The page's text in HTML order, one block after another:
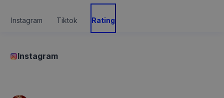
Instagram Tiktok Rating
Instagram